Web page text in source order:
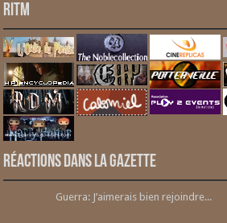
RITM
Réactions dans la gazette
Guerra: J’aimerais bien rejoindre...